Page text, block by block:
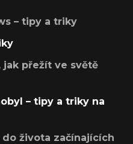
– tipy a triky
jak přežít ve světě
– tipy a triky na
do života začínajících